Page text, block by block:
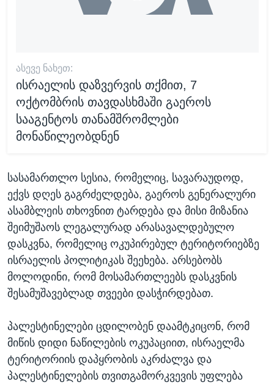
ᲐᲡᲔᲕᲔ ᲜᲐᲮᲔᲗ:
ისრაელის დაზვერვის თქმით, 7
ოქტომბრის თავდასხმაში გაეროს
სააგენტოს თანამშრომლები
მონაწილეობდნენ
სასამართლო სესია, რომელიც, სავარაუდოდ,
ექვს დღეს გაგრძელდება, გაეროს გენერალური
ასამბლეის თხოვნით ტარდება და მისი მიზანია
შეიმუშაოს ლეგალურად არასავალდებულო
დასკვნა, რომელიც ოკუპირებულ ტერიტორიებზე
ისრაელის პოლიტიკას შეეხება. არსებობს
მოლოდინი, რომ მოსამართლეებს დასკვნის
შესამუშავებლად თვეები დასჭირდებათ.
პალესტინელები ცდილობენ დაამტკიცონ, რომ
მიწის დიდი ნაწილების ოკუპაციით, ისრაელმა
ტერიტორიის დაპყრობის აკრძალვა და
პალესტინელების თვითგამორკვევის უფლება